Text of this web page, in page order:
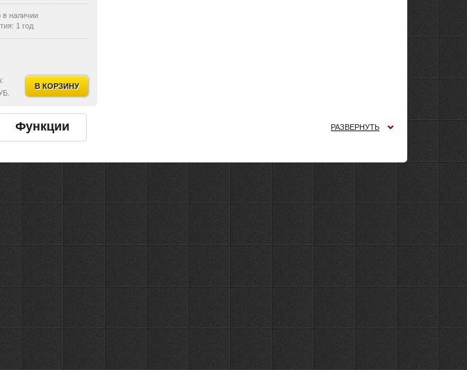
в наличии
1 год
В КОРЗИНУ
Функции РАЗВЕРНУТЬ